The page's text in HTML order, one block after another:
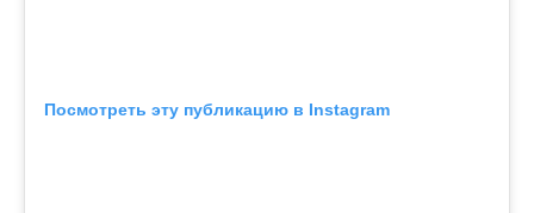
Посмотреть эту публикацию в Instagram